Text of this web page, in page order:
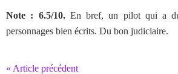
Note : 6.5/10.En bref, un pilot qui a
personnages bien écrits. Du bon judiciaire.
« Article précédent